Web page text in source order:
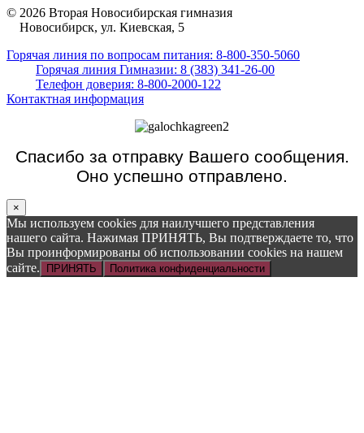
© 2026 Вторая Новосибирская гимназия
Новосибирск, ул. Киевская, 5
Горячая линия по вопросам питания: 8-800-350-5060
Горячая линия Гимназии: 8 (383) 341-26-00
Телефон доверия: 8-800-2000-122
Контактная информация
Спасибо за отправку Вашего сообщения.
Оно успешно отправлено.
×
Мы используем cookies для наилучшего представления
нашего сайта. Нажимая ПРИНЯТЬ, Вы подтверждаете то, что
Вы проинформированы об использовании cookies на нашем
сайте.
ПРИНЯТЬ Политика конфиденциальности